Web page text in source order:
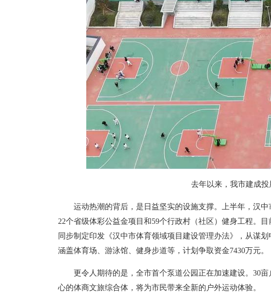
去年以来，我市建成投
运动热潮的背后，是日益坚实的设施支撑。上半年，汉
22个省级体彩公益金项目和59个行政村（社区）健身工程。
同步制定印发《汉中市体育领域项目建设管理办法》，从谋
涵盖体育场、游泳馆、健身步道等，计划争取资金7430万元。
更令人期待的是，全市首个泵道公园正在加速建设。30
心的体商文旅综合体，将为市民带来全新的户外运动体验。